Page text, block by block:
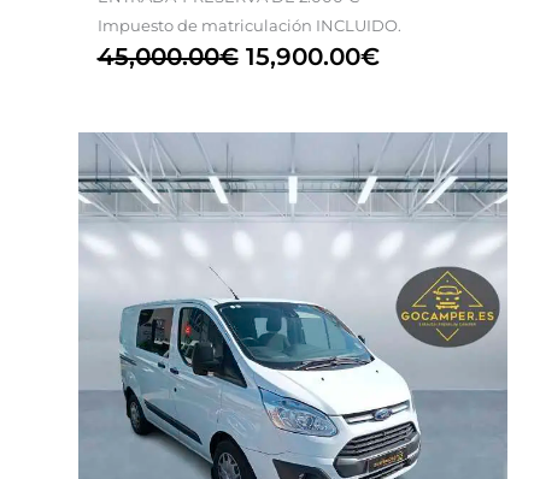
Impuesto de matriculación INCLUIDO.
45,000.00€ 15,900.00€
precio
original
era:
El
precio
actual
es:
19,900.00€.